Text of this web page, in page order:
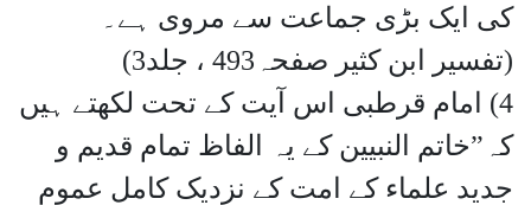
کی ایک بڑی جماعت سے مروی ہے۔
(تفسیر ابن کثیر صفحہ493 ، جلد3)
4) امام قرطبی اس آیت کے تحت لکھتے ہیں
کہ”خاتم النبیین کے یہ الفاظ تمام قدیم و
جدید علماء کے امت کے نزدیک کامل عموم